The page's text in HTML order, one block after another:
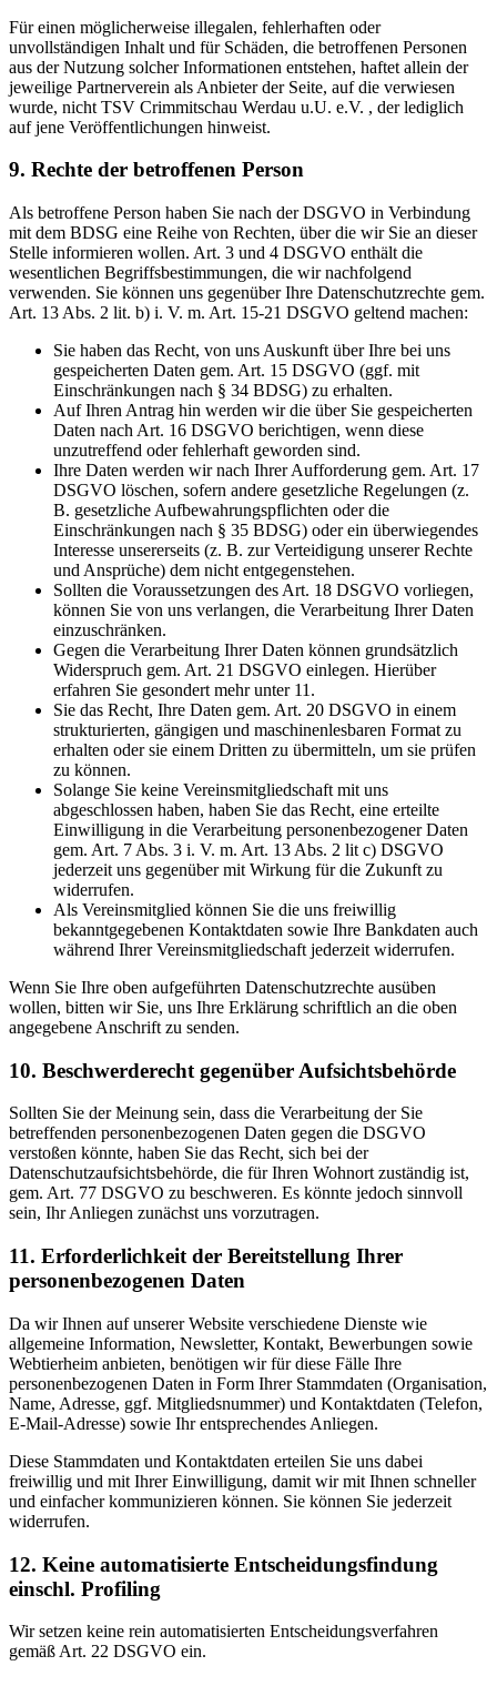
Für einen möglicherweise illegalen, fehlerhaften oder
unvollständigen Inhalt und für Schäden, die betroffenen Personen
aus der Nutzung solcher Informationen entstehen, haftet allein der
jeweilige Partnerverein als Anbieter der Seite, auf die verwiesen
wurde, nicht TSV Crimmitschau Werdau u.U. e.V. , der lediglich
auf jene Veröffentlichungen hinweist.
9. Rechte der betroffenen Person
Als betroffene Person haben Sie nach der DSGVO in Verbindung
mit dem BDSG eine Reihe von Rechten, über die wir Sie an dieser
Stelle informieren wollen. Art. 3 und 4 DSGVO enthält die
wesentlichen Begriffsbestimmungen, die wir nachfolgend
verwenden. Sie können uns gegenüber Ihre Datenschutzrechte gem.
Art. 13 Abs. 2 lit. b) i. V. m. Art. 15-21 DSGVO geltend machen:
Sie haben das Recht, von uns Auskunft über Ihre bei uns
gespeicherten Daten gem. Art. 15 DSGVO (ggf. mit
Einschränkungen nach § 34 BDSG) zu erhalten.
Auf Ihren Antrag hin werden wir die über Sie gespeicherten
Daten nach Art. 16 DSGVO berichtigen, wenn diese
unzutreffend oder fehlerhaft geworden sind.
Ihre Daten werden wir nach Ihrer Aufforderung gem. Art. 17
DSGVO löschen, sofern andere gesetzliche Regelungen (z.
B. gesetzliche Aufbewahrungspflichten oder die
Einschränkungen nach § 35 BDSG) oder ein überwiegendes
Interesse unsererseits (z. B. zur Verteidigung unserer Rechte
und Ansprüche) dem nicht entgegenstehen.
Sollten die Voraussetzungen des Art. 18 DSGVO vorliegen,
können Sie von uns verlangen, die Verarbeitung Ihrer Daten
einzuschränken.
Gegen die Verarbeitung Ihrer Daten können grundsätzlich
Widerspruch gem. Art. 21 DSGVO einlegen. Hierüber
erfahren Sie gesondert mehr unter 11.
Sie das Recht, Ihre Daten gem. Art. 20 DSGVO in einem
strukturierten, gängigen und maschinenlesbaren Format zu
erhalten oder sie einem Dritten zu übermitteln, um sie prüfen
zu können.
Solange Sie keine Vereinsmitgliedschaft mit uns
abgeschlossen haben, haben Sie das Recht, eine erteilte
Einwilligung in die Verarbeitung personenbezogener Daten
gem. Art. 7 Abs. 3 i. V. m. Art. 13 Abs. 2 lit c) DSGVO
jederzeit uns gegenüber mit Wirkung für die Zukunft zu
widerrufen.
Als Vereinsmitglied können Sie die uns freiwillig
bekanntgegebenen Kontaktdaten sowie Ihre Bankdaten auch
während Ihrer Vereinsmitgliedschaft jederzeit widerrufen.
Wenn Sie Ihre oben aufgeführten Datenschutzrechte ausüben
wollen, bitten wir Sie, uns Ihre Erklärung schriftlich an die oben
angegebene Anschrift zu senden.
10. Beschwerderecht gegenüber Aufsichtsbehörde
Sollten Sie der Meinung sein, dass die Verarbeitung der Sie
betreffenden personenbezogenen Daten gegen die DSGVO
verstoßen könnte, haben Sie das Recht, sich bei der
Datenschutzaufsichtsbehörde, die für Ihren Wohnort zuständig ist,
gem. Art. 77 DSGVO zu beschweren. Es könnte jedoch sinnvoll
sein, Ihr Anliegen zunächst uns vorzutragen.
11. Erforderlichkeit der Bereitstellung Ihrer
personenbezogenen Daten
Da wir Ihnen auf unserer Website verschiedene Dienste wie
allgemeine Information, Newsletter, Kontakt, Bewerbungen sowie
Webtierheim anbieten, benötigen wir für diese Fälle Ihre
personenbezogenen Daten in Form Ihrer Stammdaten (Organisation,
Name, Adresse, ggf. Mitgliedsnummer) und Kontaktdaten (Telefon,
E-Mail-Adresse) sowie Ihr entsprechendes Anliegen.
Diese Stammdaten und Kontaktdaten erteilen Sie uns dabei
freiwillig und mit Ihrer Einwilligung, damit wir mit Ihnen schneller
und einfacher kommunizieren können. Sie können Sie jederzeit
widerrufen.
12. Keine automatisierte Entscheidungsfindung
einschl. Profiling
Wir setzen keine rein automatisierten Entscheidungsverfahren
gemäß Art. 22 DSGVO ein.